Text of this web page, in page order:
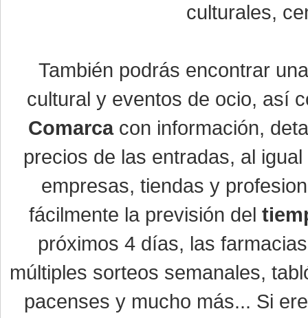
culturales,
También podrás encontrar
cultural y eventos de ocio, así
Comarcacon información,
precios de las entradas, al
empresas, tiendas y
fácilmente la previsión del
próximos 4 días, las
múltiples sorteos semanales,
pacenses y mucho más... Si